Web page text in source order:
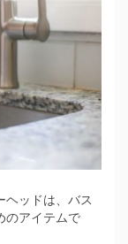
ヘッドは、バス
のアイテムで